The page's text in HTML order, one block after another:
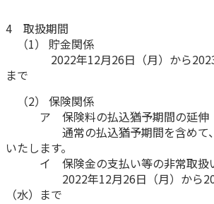
4 取扱期間
（1） 貯金関係
2022年12月26日（月）から2023
まで
（2） 保険関係
ア 保険料の払込猶予期間の延伸
通常の払込猶予期間を含めて、
いたします。
イ 保険金の支払い等の非常取扱
2022年12月26日（月）から
（水）まで